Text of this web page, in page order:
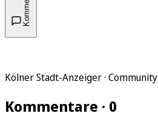
Kölner Stadt-Anzeiger · Community
Kommentare · 0